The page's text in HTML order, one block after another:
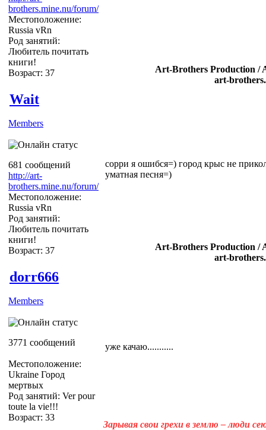
brothers.mine.nu/forum/
Местоположение:
Russia vRn
Род занятий:
Любитель почитать
книги!
Возраст: 37
Art-Brothers Production /
art-
Wait
Members
681 сообщений
http://art-
brothers.mine.nu/forum/
Местоположение:
Russia vRn
Род занятий:
Любитель почитать
книги!
Возраст: 37
сорри я ошибся=) город крыс не
уматная песня=)
Art-Brothers Production /
art-
dorr666
Members
3771 сообщений
Местоположение:
Ukraine Город
мертвых
Род занятий: Ver pour
toute la vie!!!
Возраст: 33
уже качаю...........
Зарывая свои грехи в землю – люди